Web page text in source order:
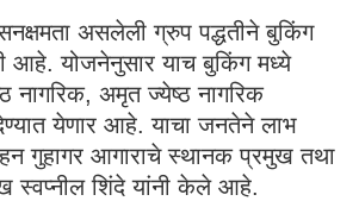
असलेली ग्रुप पद्धतीने बुकिंग
आहे. योजनेनुसार याच बुकिंग मध्ये
नागरिक, अमृत ज्येष्ठ नागरिक
येणार आहे. याचा जनतेने लाभ
गुहागर आगाराचे स्थानक प्रमुख तथा
स्वप्नील शिंदे यांनी केले आहे.